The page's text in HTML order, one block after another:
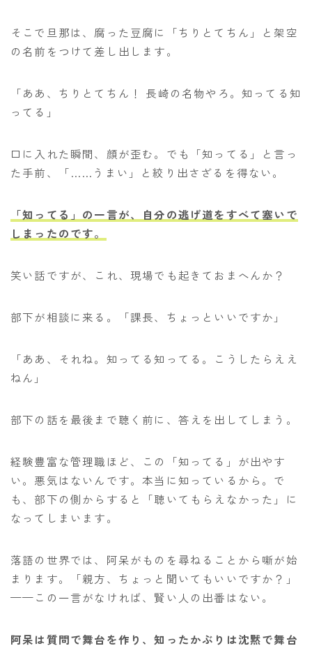
そこで旦那は、腐った豆腐に「ちりとてちん」と架空
の名前をつけて差し出します。
「ああ、ちりとてちん！ 長崎の名物やろ。知ってる知
ってる」
口に入れた瞬間、顔が歪む。でも「知ってる」と言っ
た手前、「……うまい」と絞り出さざるを得ない。
「知ってる」の一言が、自分の逃げ道をすべて塞いで
しまったのです。
笑い話ですが、これ、現場でも起きておまへんか？
部下が相談に来る。「課長、ちょっといいですか」
「ああ、それね。知ってる知ってる。こうしたらええ
ねん」
部下の話を最後まで聴く前に、答えを出してしまう。
経験豊富な管理職ほど、この「知ってる」が出やす
い。悪気はないんです。本当に知っているから。で
も、部下の側からすると「聴いてもらえなかった」に
なってしまいます。
落語の世界では、阿呆がものを尋ねることから噺が始
まります。「親方、ちょっと聞いてもいいですか？」
——この一言がなければ、賢い人の出番はない。
阿呆は質問で舞台を作り、知ったかぶりは沈黙で舞台